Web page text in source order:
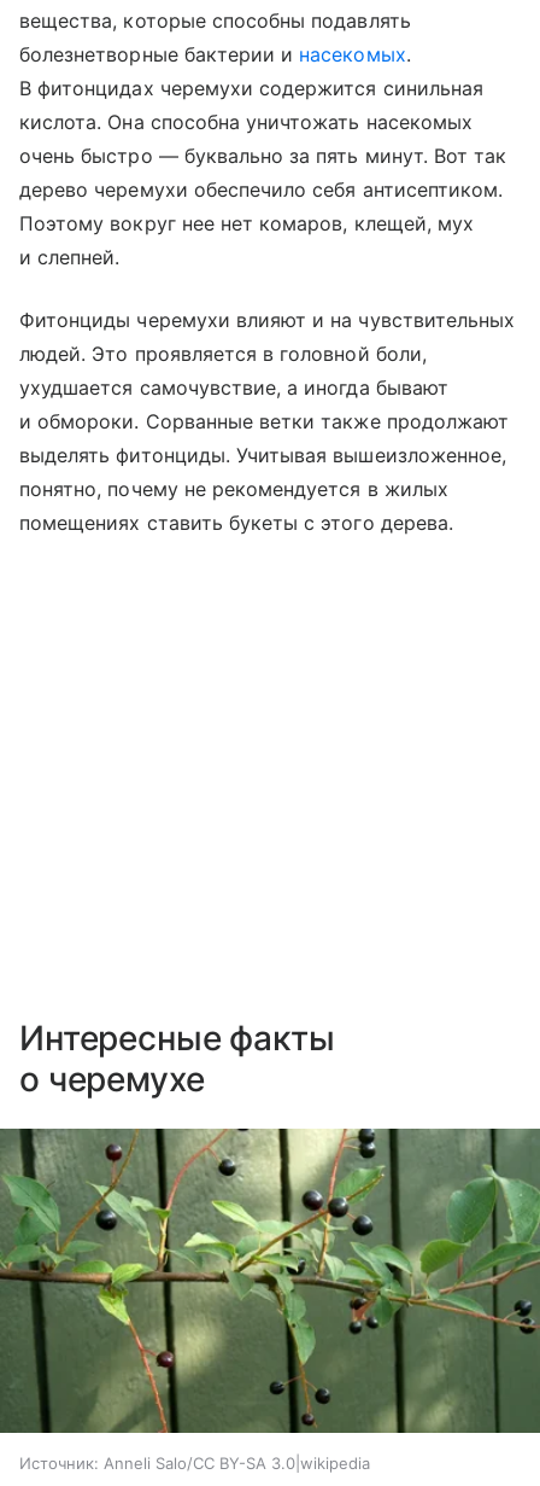
вещества, которые способны подавлять
болезнетворные бактерии и насекомых.
В фитонцидах черемухи содержится синильная
кислота. Она способна уничтожать насекомых
очень быстро — буквально за пять минут. Вот так
дерево черемухи обеспечило себя антисептиком.
Поэтому вокруг нее нет комаров, клещей, мух
и слепней.
Фитонциды черемухи влияют и на чувствительных
людей. Это проявляется в головной боли,
ухудшается самочувствие, а иногда бывают
и обмороки. Сорванные ветки также продолжают
выделять фитонциды. Учитывая вышеизложенное,
понятно, почему не рекомендуется в жилых
помещениях ставить букеты с этого дерева.
Интересные факты
о черемухе
Источник: Anneli Salo/CC BY-SA 3.0|wikipedia